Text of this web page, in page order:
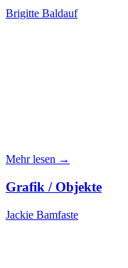
Brigitte Baldauf
Mehr lesen →
Grafik / Objekte
Jackie Bamfaste